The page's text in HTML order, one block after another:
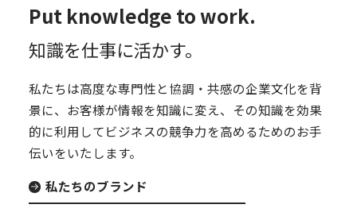
Put knowledge to work.
知識を仕事に活かす。
私たちは高度な専門性と協調・共感の企業文化を背
景に、お客様が情報を知識に変え、その知識を効果
的に利用してビジネスの競争力を高めるためのお手
伝いをいたします。
私たちのブランド